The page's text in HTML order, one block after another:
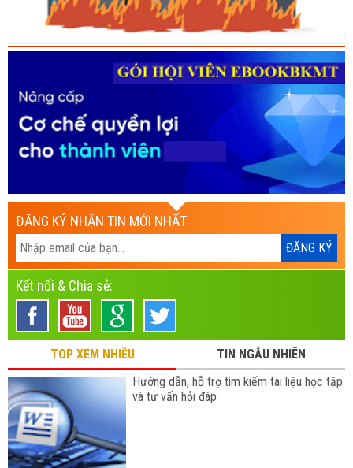
ĐĂNG KÝ NHẬN TIN MỚI NHẤT
Kết nối & Chia sẻ:
TOP XEM NHIỀU
TIN NGẪU NHIÊN
Hướng dẫn, hỗ trợ tìm kiếm tài liệu học tập
và tư vấn hỏi đáp